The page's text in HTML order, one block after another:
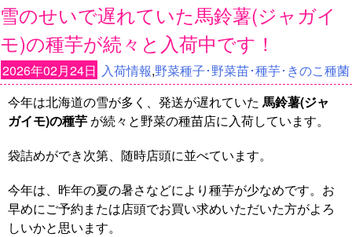
雪のせいで遅れていた馬鈴薯(ジャガイ
モ)の種芋が続々と入荷中です！
2026年02月24日 入荷情報,野菜種子･野菜苗･種芋･きのこ種菌
今年は北海道の雪が多く、発送が遅れていた 馬鈴薯(ジャ
ガイモ)の種芋 が続々と野菜の種苗店に入荷しています。
袋詰めができ次第、随時店頭に並べています。
今年は、昨年の夏の暑さなどにより種芋が少なめです。お
早めにご予約または店頭でお買い求めいただいた方がよろ
しいかと思います。